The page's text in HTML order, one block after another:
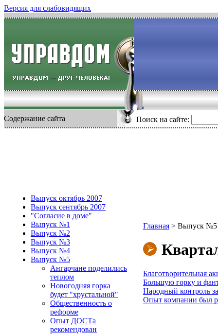
Версия для слабовидящих
Содержание сайта Поиск на сайте:
Выпуск октябрь 2007
Выпуск сентябрь 2007
"Согласие в доме"
Выпуск №1
Выпуск №2
Выпуск №3
Выпуск №4
Выпуск №5
Ангарчане поделились
теплом
Новогодняя горка
будет "хрустальной"
Общественность о
реформе
Опыт ДОСТа
рекомендован
Главная > Выпуск №5
Благотворительная
Большую горку и
Народный контроль
Опыт компании был